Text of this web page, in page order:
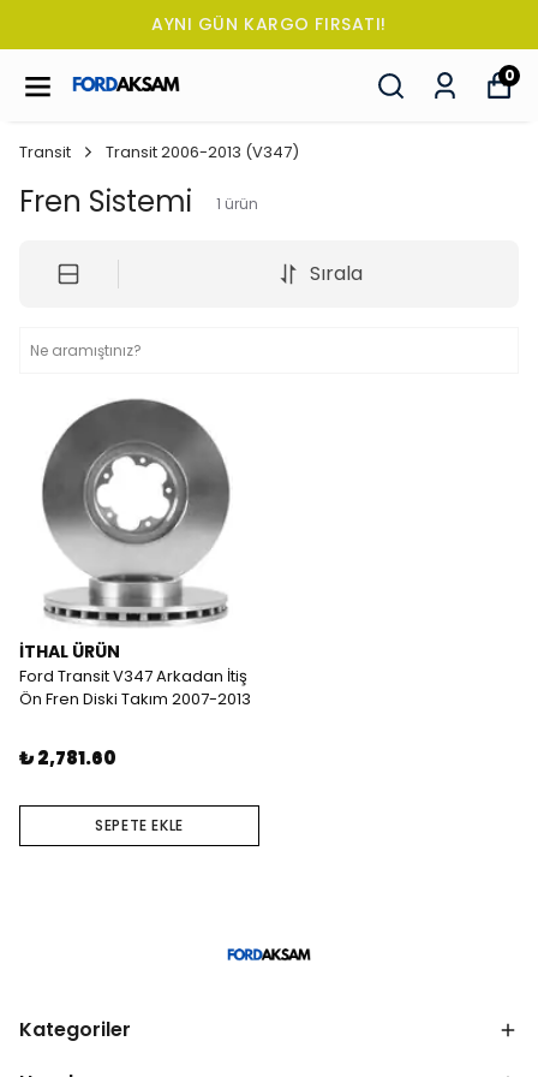
AYNI GÜN KARGO FIRSATI!
0
Transit Transit 2006-2013 (V347)
Fren Sistemi 1 ürün
Sırala
İTHAL ÜRÜN
Ford Transit V347 Arkadan İtiş
Ön Fren Diski Takım 2007-2013
₺ 2,781.60
SEPETE EKLE
Kategoriler